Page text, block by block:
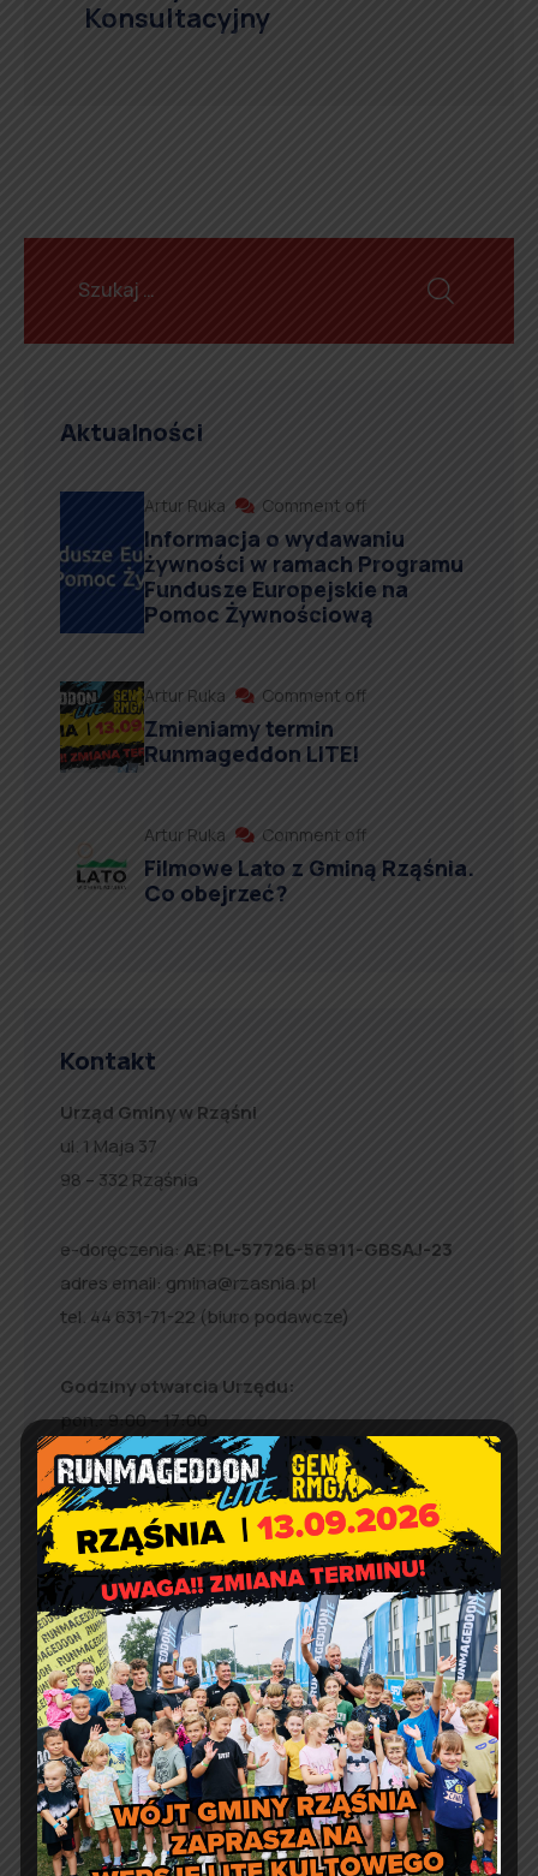
Konsultacyjny
Aktualności
Artur Ruka Comment off
Informacja o wydawaniu
żywności w ramach Programu
Fundusze Europejskie na
Pomoc Żywnościową
Artur Ruka Comment off
Zmieniamy termin
Runmageddon LITE!
Artur Ruka Comment off
Filmowe Lato z Gminą Rząśnia.
Co obejrzeć?
Kontakt
Urząd Gminy w Rząśni
ul. 1 Maja 37
98 – 332 Rząśnia
e-doręczenia: AE:PL-57726-56911-GBSAJ-23
adres email: gmina@rzasnia.pl
tel. 44 631-71-22 (biuro podawcze)
Godziny otwarcia Urzędu:
pon.: 9:00 – 17:00
wt. – pt.: 7:30 – 15:30
Jakość powietrza